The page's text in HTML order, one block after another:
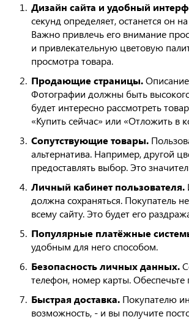
Дизайн сайта и удобный
секунд определяет, останется он
Важно привлечь его внимание
и привлекательную цветовую
просмотра товара.
Продающие страницы.
Фотографии должны быть
будет интересно рассмотреть
«Купить сейчас» или «Отложить в
Сопутствующие товары.
альтернатива. Например, другой
предоставлять выбор. Это
Личный кабинет пользователя.
должна сохраняться. Покупатель
всему сайту. Это будет его
Популярные платёжные
удобным для него способом.
Безопасность личных данных.
телефон, номер карты.
Быстрая доставка. Покупателю
возможность, - и вы получите